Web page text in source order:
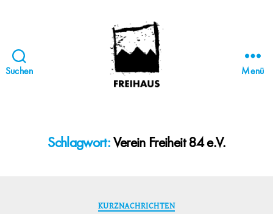
Suchen
STATTBAU
HAMBURG
Menü
Schlagwort: Verein Freiheit 84 e.V.
Kategorien
KURZNACHRICHTEN